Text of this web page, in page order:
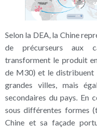
Selon la DEA, la Chine
de précurseurs aux
transforment le produit
de M30) et le distribuent
grandes villes, mais
secondaires du pays. En
sous différentes formes
Chine et sa façade